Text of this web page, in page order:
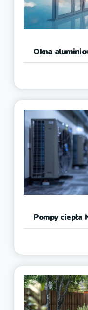
Okna
Pompy ciepła